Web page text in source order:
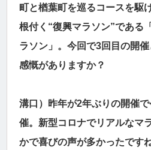
町と楢葉町を巡るコースを駆
根付く“復興マラソン”である
ラソン」。今回で3回目の開
感慨がありますか？
溝口）昨年が2年ぶりの開催
催。新型コロナでリアルなマ
かで喜びの声が多かったです